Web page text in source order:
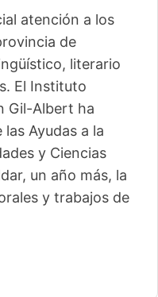
atención a los
de
literario
El Instituto
Gil-Albert ha
Ayudas a la
y Ciencias
un año más, la
y trabajos de